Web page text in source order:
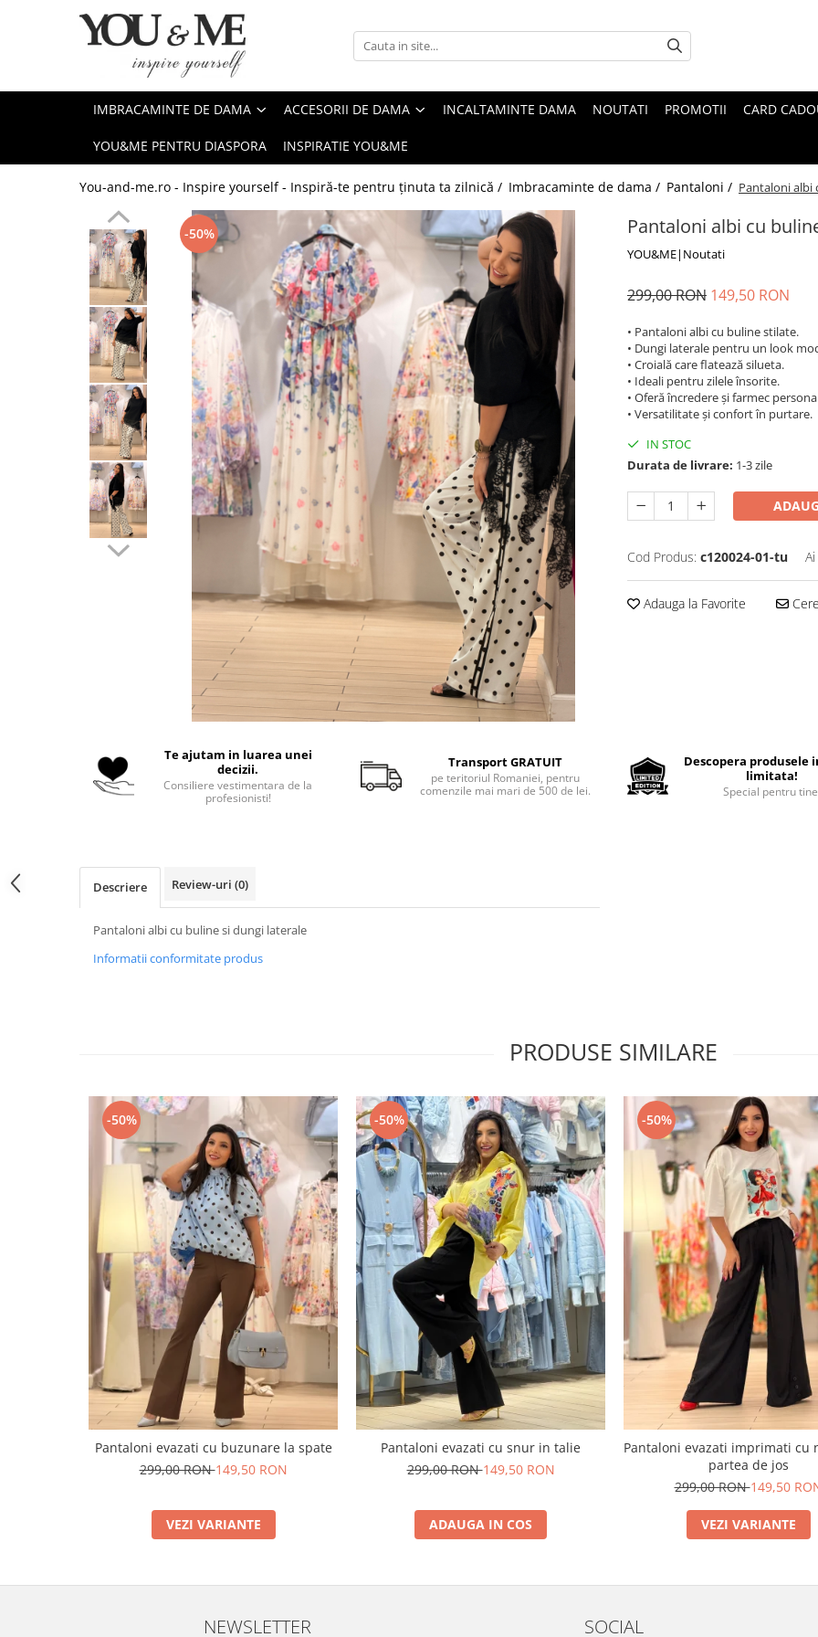
Imbracaminte de dama
Geci si jachete
Rochii de zi
Rochii de eveniment
Compleuri si costume
Tricouri si topuri
Costume de baie
Accesorii de dama
Coliere si brose
IMBRACAMINTE DE DAMA ACCESORII DE DAMA INCALTAMINTE DAMA NOUTATI PROMOTII CARD
YOU&ME PENTRU DIASPORA INSPIRATIE YOU&ME
You-and-me.ro - Inspire yourself - Inspiră-te pentru ținuta ta zilnică / Imbracaminte de dama / Pantaloni / Pantaloni albi
Pantaloni albi cu
YOU&ME|Noutati
-50%
299,00 RON 149,50 RON
• Pantaloni albi cu buline stilate.
• Dungi laterale pentru un look
• Croială care flatează silueta.
• Ideali pentru zilele însorite.
• Oferă încredere și farmec
• Versatilitate și confort în purtare.
IN STOC
Durata de livrare: 1-3 zile
Cod Produs: c120024-01-tu
Adauga la Favorite
Te ajutam in luarea unei
decizii.
Consiliere vestimentara de la
profesionisti!
Transport GRATUIT
pe teritoriul Romaniei, pentru
comenzile mai mari de 500 de lei.
Descopera produsele
limitata!
Special pentru
Descriere Review-uri (0)
Pantaloni albi cu buline si dungi laterale
Informatii conformitate produs
PRODUSE SIMILARE
-50%
Pantaloni evazati cu buzunare la spate
299,00 RON149,50 RON
VEZI VARIANTE
-50%
Pantaloni evazati cu snur in talie
299,00 RON149,50 RON
ADAUGA IN COS
-50%
Pantaloni evazati imprimati cu
partea de jos
299,00 RON149,50
VEZI VARIANTE
NEWSLETTER SOCIAL